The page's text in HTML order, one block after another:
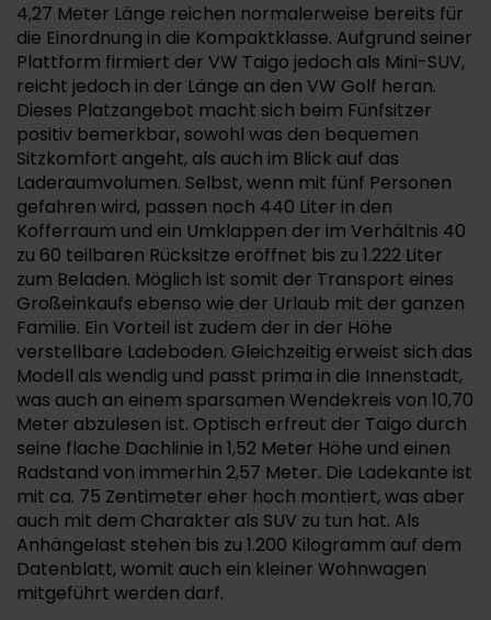
4,27 Meter Länge reichen normalerweise bereits für
die Einordnung in die Kompaktklasse. Aufgrund seiner
Plattform firmiert der VW Taigo jedoch als Mini-SUV,
reicht jedoch in der Länge an den VW Golf heran.
Dieses Platzangebot macht sich beim Fünfsitzer
positiv bemerkbar, sowohl was den bequemen
Sitzkomfort angeht, als auch im Blick auf das
Laderaumvolumen. Selbst, wenn mit fünf Personen
gefahren wird, passen noch 440 Liter in den
Kofferraum und ein Umklappen der im Verhältnis 40
zu 60 teilbaren Rücksitze eröffnet bis zu 1.222 Liter
zum Beladen. Möglich ist somit der Transport eines
Großeinkaufs ebenso wie der Urlaub mit der ganzen
Familie. Ein Vorteil ist zudem der in der Höhe
verstellbare Ladeboden. Gleichzeitig erweist sich das
Modell als wendig und passt prima in die Innenstadt,
was auch an einem sparsamen Wendekreis von 10,70
Meter abzulesen ist. Optisch erfreut der Taigo durch
seine flache Dachlinie in 1,52 Meter Höhe und einen
Radstand von immerhin 2,57 Meter. Die Ladekante ist
mit ca. 75 Zentimeter eher hoch montiert, was aber
auch mit dem Charakter als SUV zu tun hat. Als
Anhängelast stehen bis zu 1.200 Kilogramm auf dem
Datenblatt, womit auch ein kleiner Wohnwagen
mitgeführt werden darf.